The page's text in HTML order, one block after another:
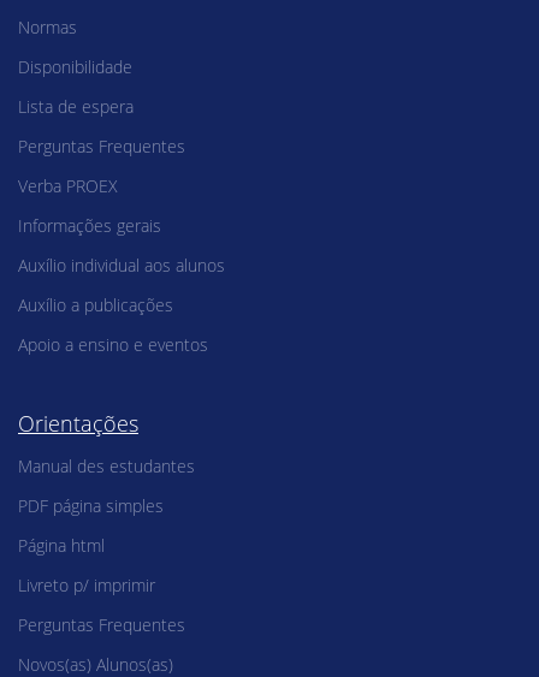
Normas
Disponibilidade
Lista de espera
Perguntas Frequentes
Verba PROEX
Informações gerais
Auxílio individual aos alunos
Auxílio a publicações
Apoio a ensino e eventos
Orientações
Manual des estudantes
PDF página simples
Página html
Livreto p/ imprimir
Perguntas Frequentes
Novos(as) Alunos(as)